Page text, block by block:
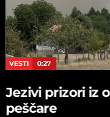
VESTI 0:27
Jezivi prizori iz
peščare